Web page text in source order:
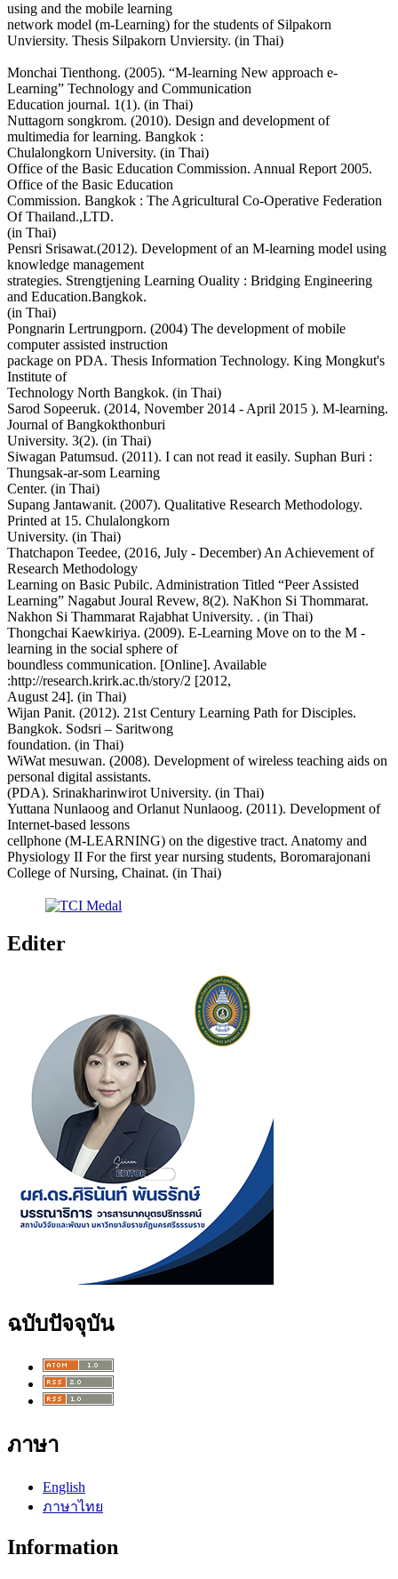
using and the mobile learning
network model (m-Learning) for the students of Silpakorn
Unviersity. Thesis Silpakorn Unviersity. (in Thai)
Monchai Tienthong. (2005). “M-learning New approach e-
Learning” Technology and Communication
Education journal. 1(1). (in Thai)
Nuttagorn songkrom. (2010). Design and development of
multimedia for learning. Bangkok :
Chulalongkorn University. (in Thai)
Office of the Basic Education Commission. Annual Report 2005.
Office of the Basic Education
Commission. Bangkok : The Agricultural Co-Operative Federation
Of Thailand.,LTD.
(in Thai)
Pensri Srisawat.(2012). Development of an M-learning model using
knowledge management
strategies. Strengtjening Learning Ouality : Bridging Engineering
and Education.Bangkok.
(in Thai)
Pongnarin Lertrungporn. (2004) The development of mobile
computer assisted instruction
package on PDA. Thesis Information Technology. King Mongkut's
Institute of
Technology North Bangkok. (in Thai)
Sarod Sopeeruk. (2014, November 2014 - April 2015 ). M-learning.
Journal of Bangkokthonburi
University. 3(2). (in Thai)
Siwagan Patumsud. (2011). I can not read it easily. Suphan Buri :
Thungsak-ar-som Learning
Center. (in Thai)
Supang Jantawanit. (2007). Qualitative Research Methodology.
Printed at 15. Chulalongkorn
University. (in Thai)
Thatchapon Teedee, (2016, July - December) An Achievement of
Research Methodology
Learning on Basic Pubilc. Administration Titled “Peer Assisted
Learning” Nagabut Joural Revew, 8(2). NaKhon Si Thommarat.
Nakhon Si Thammarat Rajabhat University. . (in Thai)
Thongchai Kaewkiriya. (2009). E-Learning Move on to the M -
learning in the social sphere of
boundless communication. [Online]. Available
:http://research.krirk.ac.th/story/2 [2012,
August 24]. (in Thai)
Wijan Panit. (2012). 21st Century Learning Path for Disciples.
Bangkok. Sodsri – Saritwong
foundation. (in Thai)
WiWat mesuwan. (2008). Development of wireless teaching aids on
personal digital assistants.
(PDA). Srinakharinwirot University. (in Thai)
Yuttana Nunlaoog and Orlanut Nunlaoog. (2011). Development of
Internet-based lessons
cellphone (M-LEARNING) on the digestive tract. Anatomy and
Physiology II For the first year nursing students, Boromarajonani
College of Nursing, Chainat. (in Thai)
Editer
ฉบับปัจจุบัน
ภาษา
English
ภาษาไทย
Information